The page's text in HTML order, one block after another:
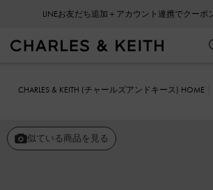
CHARLES & KEITH (チャールズアンドキース) HOME
似ている商品を見る